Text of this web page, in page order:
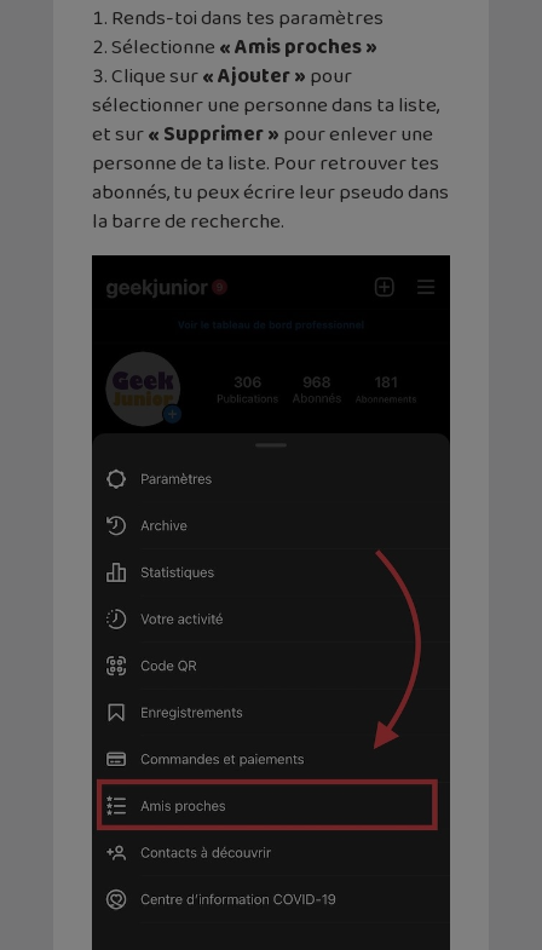
Rends-toi dans tes paramètres
Sélectionne« Amis proches »
Clique sur« Ajouter »pour
sélectionner une personne dans ta liste,
et sur« Supprimer »pour enlever une
personne de ta liste. Pour retrouver tes
abonnés, tu peux écrire leur pseudo dans
la barre de recherche.